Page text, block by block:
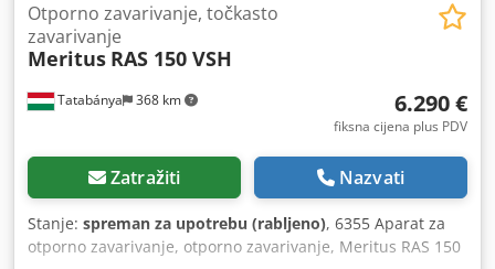
Tatabánya 368 km
Otporno zavarivanje, točkasto
zavarivanje
Meritus RAS 150 VSH
6.290 €
fiksna cijena plus PDV
Zatražiti Nazvati
Stanje: spreman za upotrebu (rabljeno), 6355 Aparat za
otporno zavarivanje, otporno zavarivanje, Meritus RAS 150